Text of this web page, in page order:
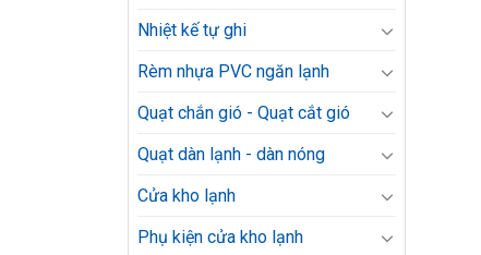
Nhiệt kế tự ghi
Rèm nhựa PVC ngăn lạnh
Quạt chắn gió - Quạt cắt gió
Quạt dàn lạnh - dàn nóng
Cửa kho lạnh
Phụ kiện cửa kho lạnh